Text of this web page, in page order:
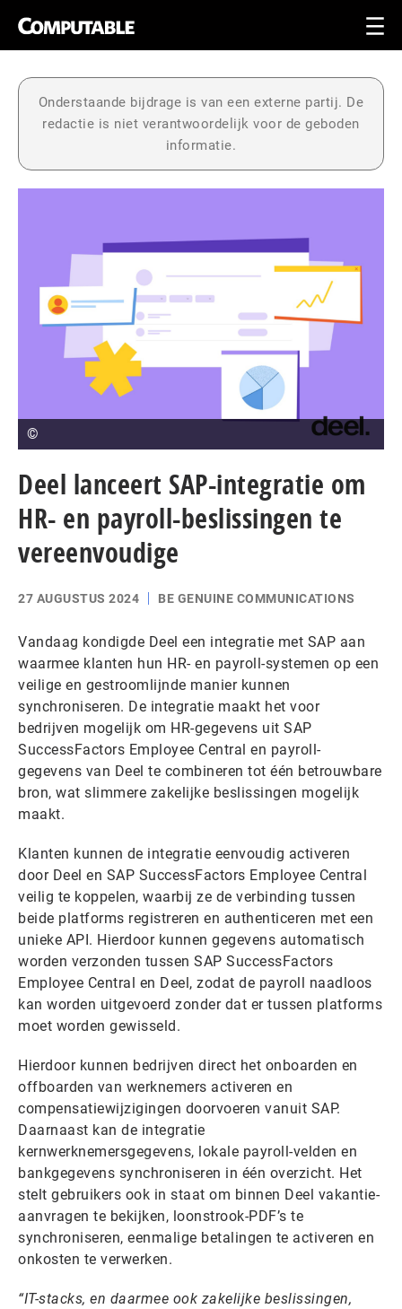
Onderstaande bijdrage is van een externe partij. De
redactie is niet verantwoordelijk voor de geboden
informatie.
©
Deel lanceert SAP-integratie om
HR- en payroll-beslissingen te
vereenvoudige
27 AUGUSTUS 2024 BE GENUINE COMMUNICATIONS
Vandaag kondigde Deel een integratie met SAP aan
waarmee klanten hun HR- en payroll-systemen op een
veilige en gestroomlijnde manier kunnen
synchroniseren. De integratie maakt het voor
bedrijven mogelijk om HR-gegevens uit SAP
SuccessFactors Employee Central en payroll-
gegevens van Deel te combineren tot één betrouwbare
bron, wat slimmere zakelijke beslissingen mogelijk
maakt.
Klanten kunnen de integratie eenvoudig activeren
door Deel en SAP SuccessFactors Employee Central
veilig te koppelen, waarbij ze de verbinding tussen
beide platforms registreren en authenticeren met een
unieke API. Hierdoor kunnen gegevens automatisch
worden verzonden tussen SAP SuccessFactors
Employee Central en Deel, zodat de payroll naadloos
kan worden uitgevoerd zonder dat er tussen platforms
moet worden gewisseld.
Hierdoor kunnen bedrijven direct het onboarden en
offboarden van werknemers activeren en
compensatiewijzigingen doorvoeren vanuit SAP.
Daarnaast kan de integratie
kernwerknemersgegevens, lokale payroll-velden en
bankgegevens synchroniseren in één overzicht. Het
stelt gebruikers ook in staat om binnen Deel vakantie-
aanvragen te bekijken, loonstrook-PDF’s te
synchroniseren, eenmalige betalingen te activeren en
onkosten te verwerken.
“IT-stacks, en daarmee ook zakelijke beslissingen,